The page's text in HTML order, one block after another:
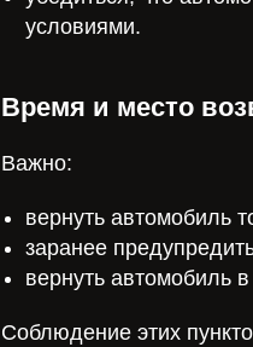
условиями.
Время и место
Важно:
вернуть автомобиль
заранее
вернуть автомобиль
Соблюдение этих